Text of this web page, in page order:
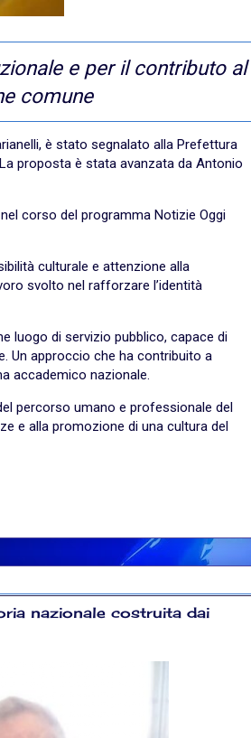
e per il contributo al
comune
è stato segnalato alla Prefettura
proposta è stata avanzata da Antonio
corso del programma Notizie Oggi
culturale e attenzione alla
svolto nel rafforzare l’identità
luogo di servizio pubblico, capace di
Un approccio che ha contribuito a
accademico nazionale.
percorso umano e professionale del
e alla promozione di una cultura del
nazionale costruita dai